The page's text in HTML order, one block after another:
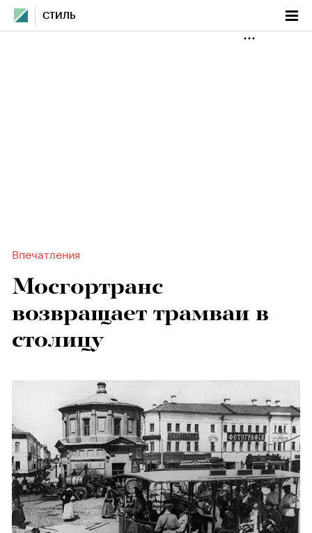
СТИЛЬ
Впечатления
Мосгортранс
возвращает трамваи в
столицу